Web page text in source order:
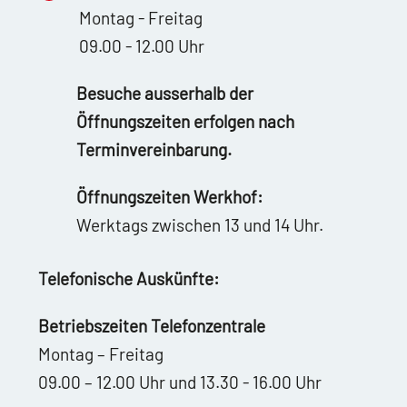
Montag - Freitag
09.00 - 12.00 Uhr
Besuche ausserhalb der
Öffnungszeiten erfolgen nach
Terminvereinbarung.
Öffnungszeiten Werkhof:
Werktags zwischen 13 und 14 Uhr.
Telefonische Auskünfte:
Betriebszeiten Telefonzentrale
Montag – Freitag
09.00 – 12.00 Uhr und 13.30 - 16.00 Uhr